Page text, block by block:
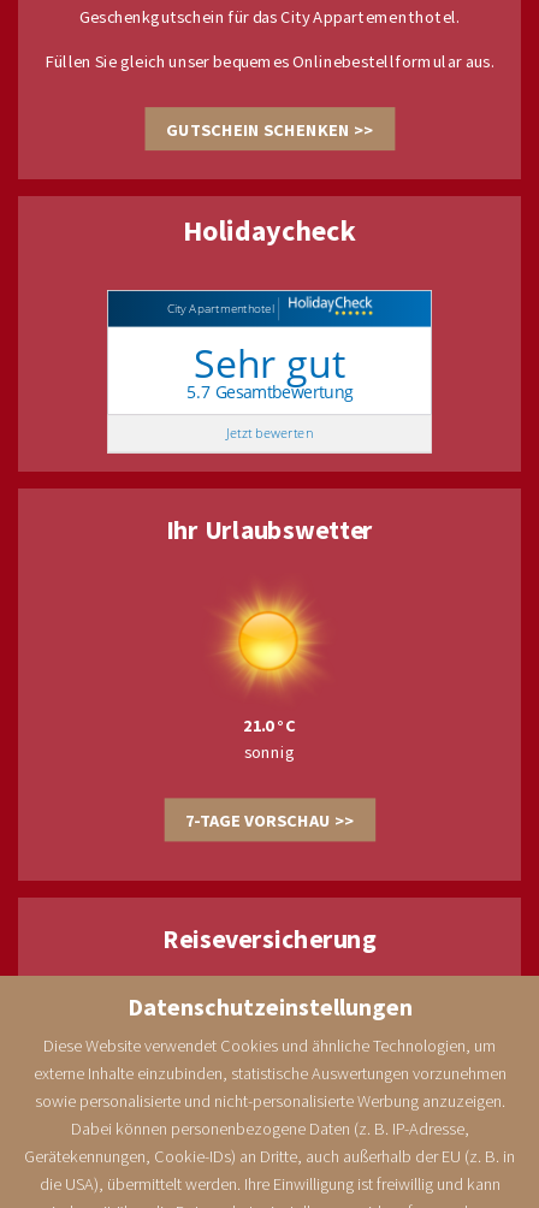
Datenschutzeinstellungen
Diese Website verwendet Cookies und ähnliche Technologien, um
externe Inhalte einzubinden, statistische Auswertungen vorzunehmen
sowie personalisierte und nicht-personalisierte Werbung anzuzeigen.
Dabei können personenbezogene Daten (z. B. IP-Adresse,
Gerätekennungen, Cookie-IDs) an Dritte, auch außerhalb der EU (z. B. in
die USA), übermittelt werden. Ihre Einwilligung ist freiwillig und kann
Geschenkgutschein für das City Appartementhotel.
Füllen Sie gleich unser bequemes Onlinebestellformular aus.
GUTSCHEIN SCHENKEN >>
Holidaycheck
City Apartmenthotel
Sehr gut
5.7 Gesamtbewertung
Jetzt bewerten
Ihr Urlaubswetter
21.0
sonnig
7-TAGE VORSCHAU >>
Reiseversicherung
Zuverlässiger Reiseschutz mit der ERV, unserem Partner in
Sachen Reiseverischerung.
JETZT ABSCHLIESSEN >>